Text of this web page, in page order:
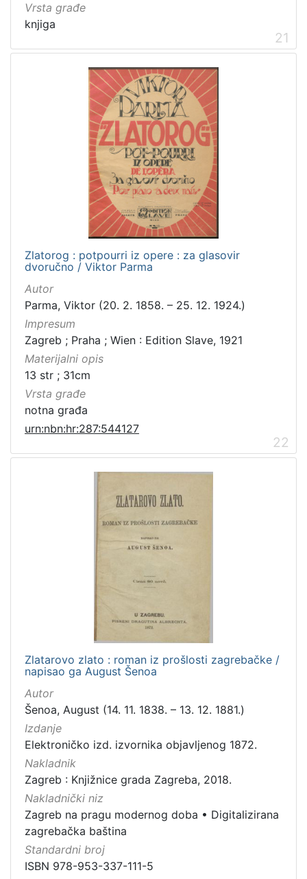
Vrsta građe
knjiga
21
Zlatorog : potpourri iz opere : za glasovir
dvoručno / Viktor Parma
Autor
Parma, Viktor (20. 2. 1858. – 25. 12. 1924.)
Impresum
Zagreb ; Praha ; Wien : Edition Slave, 1921
Materijalni opis
13 str ; 31cm
Vrsta građe
notna građa
urn:nbn:hr:287:544127
22
Zlatarovo zlato : roman iz prošlosti zagrebačke /
napisao ga August Šenoa
Autor
Šenoa, August (14. 11. 1838. – 13. 12. 1881.)
Izdanje
Elektroničko izd. izvornika objavljenog 1872.
Nakladnik
Zagreb : Knjižnice grada Zagreba, 2018.
Nakladnički niz
Zagreb na pragu modernog doba • Digitalizirana
zagrebačka baština
Standardni broj
ISBN 978-953-337-111-5